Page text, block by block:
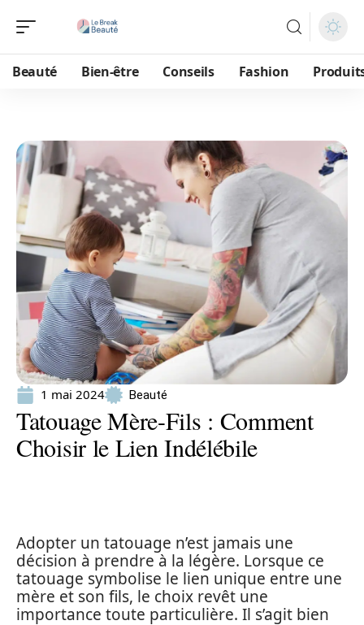
Beauté Bien-être Conseils Fashion
1 mai 2024 Beauté
Tatouage Mère-Fils : Comment
Choisir le Lien Indélébile
Adopter un tatouage n’est jamais une
décision à prendre à la légère. Lorsque ce
tatouage symbolise le lien unique entre une
mère et son fils, le choix revêt une
importance toute particulière. Il s’agit bien